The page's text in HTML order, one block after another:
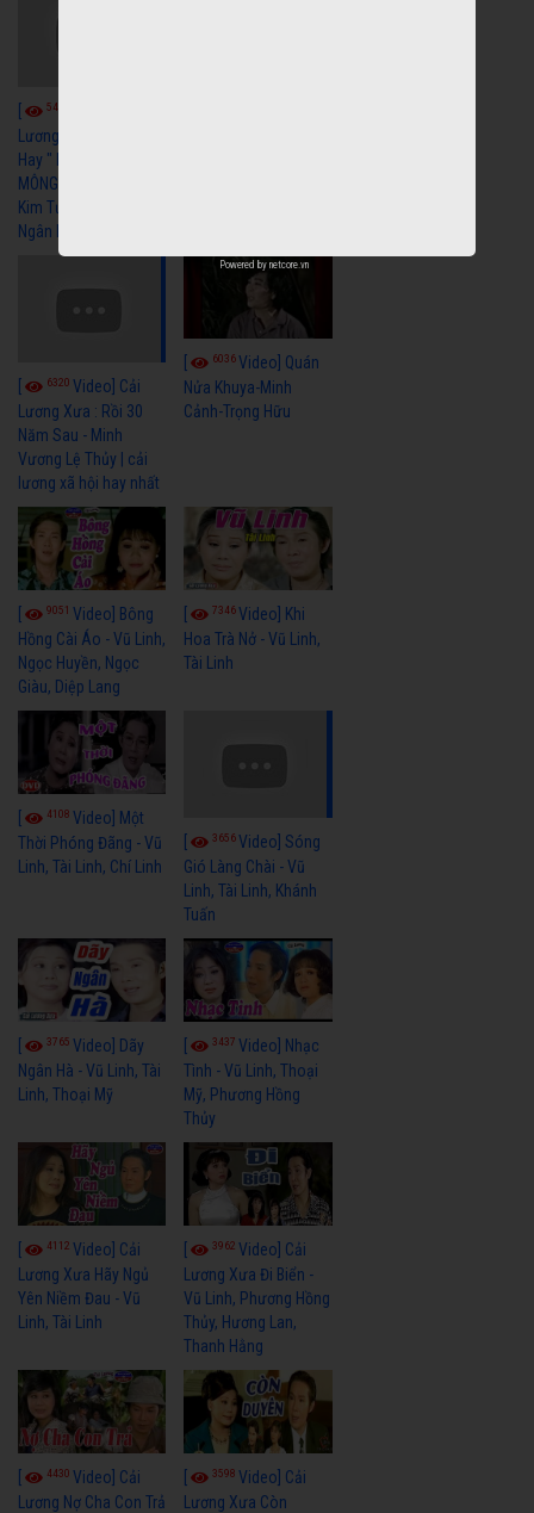
5457
Lương Xã Hội Siêu
Hay " BỂ HẬN MÊNH
MÔNG " Cải Lương
Kim Tử Long, Thanh
Ngân Hay Nhất
6320 Video] Cải
Lương Xưa : Rồi 30
Năm Sau - Minh
Vương Lệ Thủy | cải
lương xã hội hay nhất
6036Video] Quán
Nửa Khuya-Minh
Cảnh-Trọng Hữu
9051 Video] Bông
Hồng Cài Áo - Vũ Linh,
Ngọc Huyền, Ngọc
Giàu, Diệp Lang
7346Video] Khi
Hoa Trà Nở - Vũ Linh,
Tài Linh
4108 Video] Một
Thời Phóng Đãng - Vũ
Linh, Tài Linh, Chí Linh
3656Video] Sóng
Gió Làng Chài - Vũ
Linh, Tài Linh, Khánh
Tuấn
3765 Video] Dãy
Ngân Hà - Vũ Linh, Tài
Linh, Thoại Mỹ
3437Video] Nhạc
Tình - Vũ Linh, Thoại
Mỹ, Phương Hồng
Thủy
4112 Video] Cải
Lương Xưa Hãy Ngủ
Yên Niềm Đau - Vũ
Linh, Tài Linh
3962Video] Cải
Lương Xưa Đi Biển -
Vũ Linh, Phương Hồng
Thủy, Hương Lan,
Thanh Hằng
4430 Video] Cải
Lương Nợ Cha Con Trả
3598Video] Cải
Lương Xưa Còn
Powered by netcore.vn